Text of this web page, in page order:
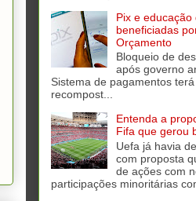
Pix e
beneficiadas
Orçamento
Bloqueio de
após governo
Sistema de pagamentos
recompost...
Entenda a
Fifa que gerou
Uefa já havia
com proposta
de ações com
participações minoritárias